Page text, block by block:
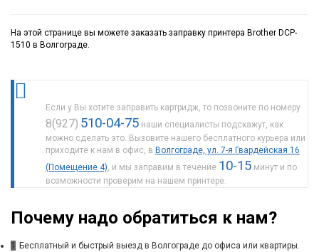
На этой странице вы можете заказать заправку принтера Brother DCP-
1510 в Волгограде.
Если у Вы хотите заправить картридж, то позвоните по номеру
8(927) 510-04-75 наши специалисты подскажут, как
можно сделать это. Вызовите нашего бесплатного курьера или
приходите к нам в офис, в Волгограде, ул. 7-я Гвардейская 16
(Помещение 4), и мы заправим в течение 10-15 минут и по
возможности проверим на нашем принтере.
Почему надо обратиться к нам?
1 Бесплатный и быстрый выезд в Волгограде до офиса или квартиры.